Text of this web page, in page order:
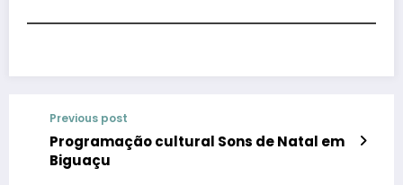
Previous post
Programação cultural Sons de Natal em
Biguaçu